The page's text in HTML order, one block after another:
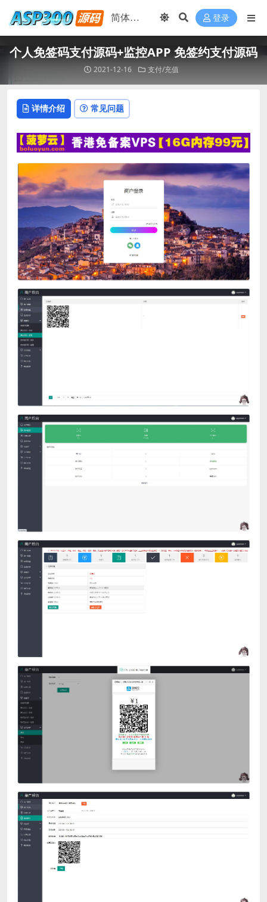
登录
个人免签码支付源码+监控APP 免签约支付源码
2021-12-16 支付/充值
详情介绍 常见问题